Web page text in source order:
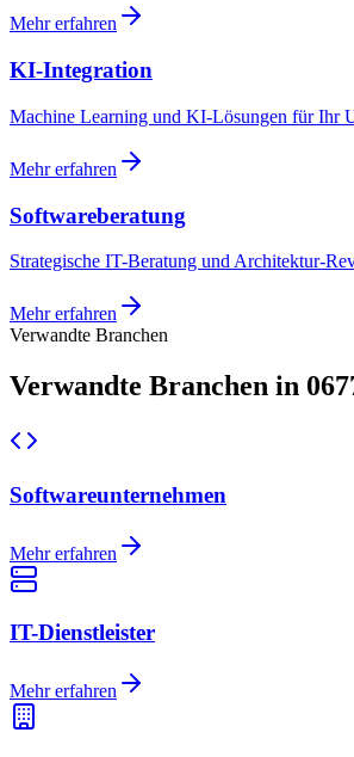
Mehr erfahren
KI-Integration
Machine Learning und KI-Lösungen für Ihr
Mehr erfahren
Softwareberatung
Strategische IT-Beratung und Architektur-
Mehr erfahren
Verwandte Branchen
Verwandte Branchen in
Softwareunternehmen
Mehr erfahren
IT-Dienstleister
Mehr erfahren